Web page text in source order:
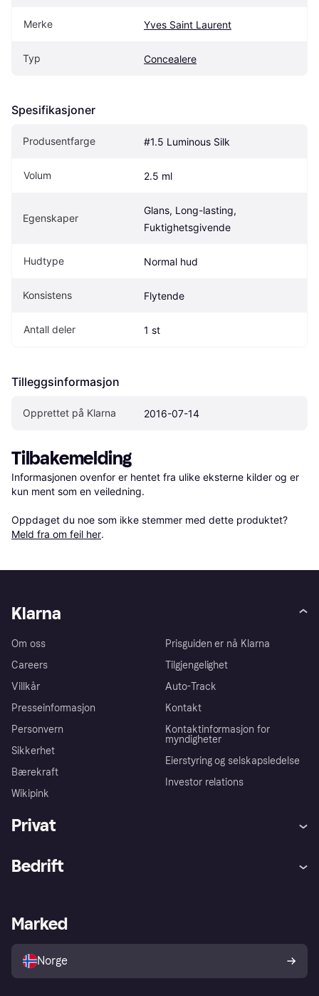
Merke Yves Saint Laurent
Typ Concealere
Spesifikasjoner
Produsentfarge #1.5 Luminous Silk
Volum 2.5 ml
Egenskaper
Glans, Long-lasting,
Fuktighetsgivende
Hudtype Normal hud
Konsistens Flytende
Antall deler 1 st
Tilleggsinformasjon
Opprettet på Klarna 2016-07-14
Tilbakemelding
Informasjonen ovenfor er hentet fra ulike eksterne kilder og er
kun ment som en veiledning.
Oppdaget du noe som ikke stemmer med dette produktet?
Meld fra om feil her.
Klarna
Om oss
Careers
Villkår
Presseinformasjon
Personvern
Sikkerhet
Bærekraft
Wikipink
Prisguiden er nå Klarna
Tilgjengelighet
Auto-Track
Kontakt
Kontaktinformasjon for
myndigheter
Eierstyring og selskapsledelse
Investor relations
Privat
Utforsk butikker
Bedrift
Merchant portal
Marked
Norge